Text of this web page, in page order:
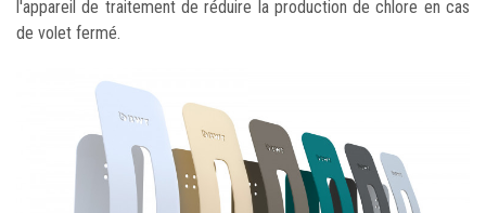
l'appareil de traitement de réduire la production de chlore en cas
de volet fermé.